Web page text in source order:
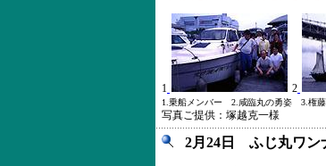
1 2
1.乗船メンバー 2.咸臨丸の勇姿 3.権藤
写真ご提供：塚越克一様
2月24日 ふじ丸ワン